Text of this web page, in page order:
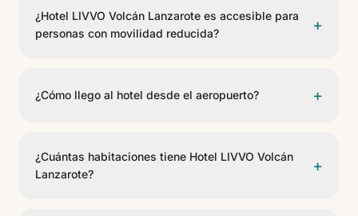
aparcamiento para huéspedes. Consulte disponibilidad
y condiciones en recepción.
¿Hotel LIVVO Volcán Lanzarote es accesible para
personas con movilidad reducida?
+
reducida (PMR) y accesos adaptados en las zonas
¿Cómo llego al hotel desde el aeropuerto? +
del Aeropuerto de Lanzarote. Se puede llegar en taxi,
transfer privado o coche de alquiler.
¿Cuántas habitaciones tiene Hotel LIVVO Volcán
Lanzarote?
+